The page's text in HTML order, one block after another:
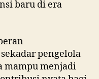
baru di era
pengelola
mampu menjadi